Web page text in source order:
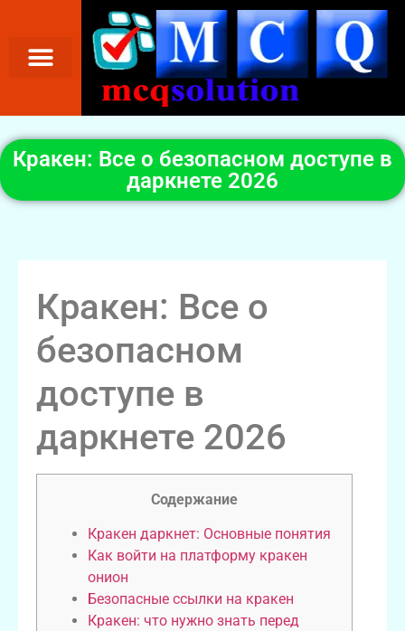
Кракен: Все о безопасном доступе в
даркнете 2026
Кракен: Все о
безопасном
доступе в
даркнете 2026
Содержание
Кракен даркнет: Основные понятия
Как войти на платформу кракен
онион
Безопасные ссылки на кракен
Кракен: что нужно знать перед